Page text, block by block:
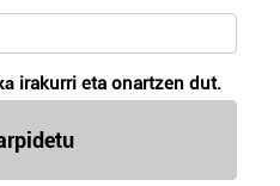
irakurri eta onartzen dut.